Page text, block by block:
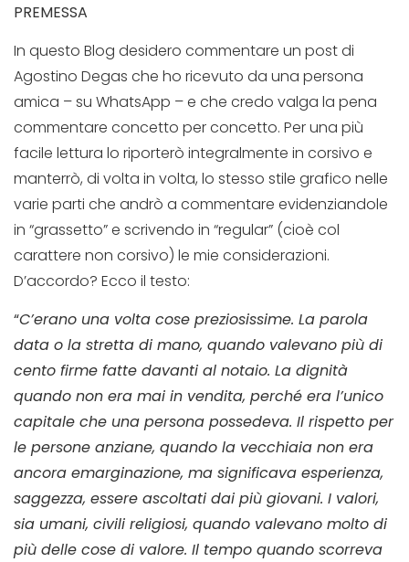
PREMESSA
In questo Blog desidero commentare un post di
Agostino Degas che ho ricevuto da una persona
amica – su WhatsApp – e che credo valga la pena
commentare concetto per concetto. Per una più
facile lettura lo riporterò integralmente in corsivo e
manterrò, di volta in volta, lo stesso stile grafico nelle
varie parti che andrò a commentare evidenziandole
in “grassetto” e scrivendo in “regular” (cioè col
carattere non corsivo) le mie considerazioni.
D’accordo? Ecco il testo:
“C’erano una volta cose preziosissime. La parola
data o la stretta di mano, quando valevano più di
cento firme fatte davanti al notaio. La dignità
quando non era mai in vendita, perché era l’unico
capitale che una persona possedeva. Il rispetto per
le persone anziane, quando la vecchiaia non era
ancora emarginazione, ma significava esperienza,
saggezza, essere ascoltati dai più giovani. I valori,
sia umani, civili religiosi, quando valevano molto di
più delle cose di valore. Il tempo quando scorreva